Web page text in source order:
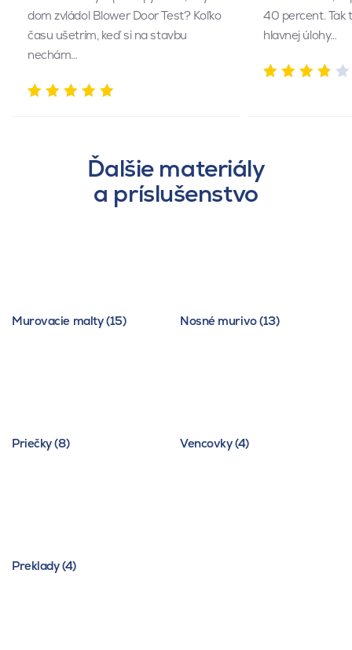
dom zvládol Blower Door Test? Koľko
času ušetrím, keď si na stavbu
nechám…
40 percent. Tak
hlavnej úlohy…
Ďalšie materiály
a príslušenstvo
Murovacie malty (15) Nosné murivo (13)
Priečky (8) Vencovky (4)
Preklady (4)